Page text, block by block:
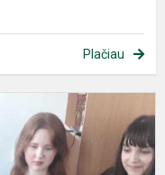
Plačiau